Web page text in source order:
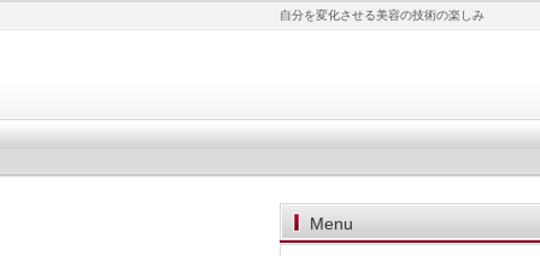
自分を変化させる美容の技術の楽しみ
Menu